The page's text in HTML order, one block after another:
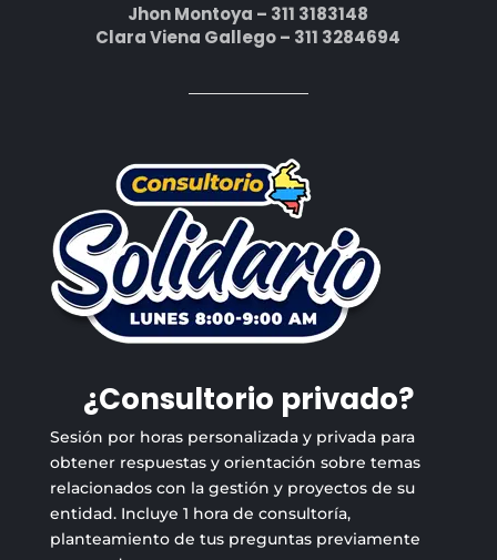
Jhon Montoya – 311 3183148
Clara Viena Gallego – 311 3284694
¿Consultorio privado?
Sesión por horas personalizada y privada para
obtener respuestas y orientación sobre temas
relacionados con la gestión y proyectos de su
entidad. Incluye 1 hora de consultoría,
planteamiento de tus preguntas previamente